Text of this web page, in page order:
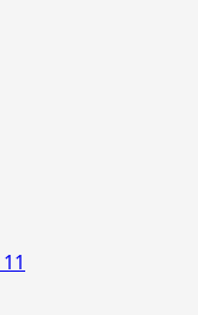
11